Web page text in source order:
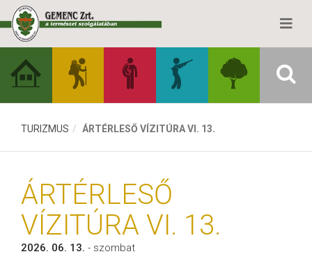
TURIZMUS ÁRTÉRLESŐ VÍZITÚRA VI. 13.
ÁRTÉRLESŐ
VÍZITÚRA VI. 13.
2026. 06. 13. - szombat